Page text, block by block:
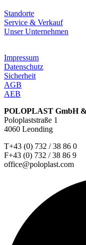
Standorte
Service & Verkauf
Unser Unternehmen
Impressum
Datenschutz
Sicherheit
AGB
AEB
POLOPLAST GmbH
Poloplaststraße 1
4060 Leonding
T+43 (0) 732 / 38 86 0
F+43 (0) 732 / 38 86 9
office@poloplast.com